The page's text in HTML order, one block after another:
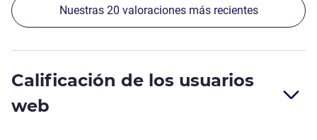
Nuestras 20 valoraciones más recientes
Calificación de los usuarios
web